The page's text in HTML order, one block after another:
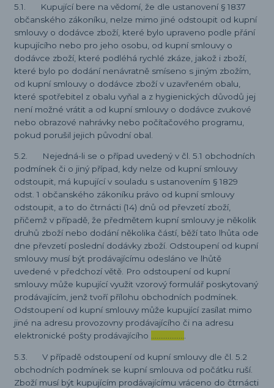
5.1. Kupující bere na vědomí, že dle ustanovení § 1837
občanského zákoníku, nelze mimo jiné odstoupit od kupní
smlouvy o dodávce zboží, které bylo upraveno podle přání
kupujícího nebo pro jeho osobu, od kupní smlouvy o
dodávce zboží, které podléhá rychlé zkáze, jakož i zboží,
které bylo po dodání nenávratně smíseno s jiným zbožím,
od kupní smlouvy o dodávce zboží v uzavřeném obalu,
které spotřebitel z obalu vyňal a z hygienických důvodů jej
není možné vrátit a od kupní smlouvy o dodávce zvukové
nebo obrazové nahrávky nebo počítačového programu,
pokud porušil jejich původní obal.
5.2. Nejedná-li se o případ uvedený v čl. 5.1 obchodních
podmínek či o jiný případ, kdy nelze od kupní smlouvy
odstoupit, má kupující v souladu s ustanovením § 1829
odst. 1 občanského zákoníku právo od kupní smlouvy
odstoupit, a to do čtrnácti (14) dnů od převzetí zboží,
přičemž v případě, že předmětem kupní smlouvy je několik
druhů zboží nebo dodání několika částí, běží tato lhůta ode
dne převzetí poslední dodávky zboží. Odstoupení od kupní
smlouvy musí být prodávajícímu odesláno ve lhůtě
uvedené v předchozí větě. Pro odstoupení od kupní
smlouvy může kupující využit vzorový formulář poskytovaný
prodávajícím, jenž tvoří přílohu obchodních podmínek.
Odstoupení od kupní smlouvy může kupující zasílat mimo
jiné na adresu provozovny prodávajícího či na adresu
elektronické pošty prodávajícího
5.3. V případě odstoupení od kupní smlouvy dle čl. 5.2
obchodních podmínek se kupní smlouva od počátku ruší.
Zboží musí být kupujícím prodávajícímu vráceno do čtrnácti